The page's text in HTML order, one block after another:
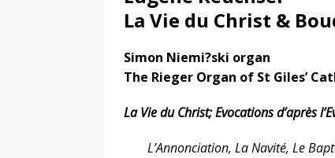
La Vie du Christ &
Simon Niemi?ski organ
The Rieger Organ of St Giles’
La Vie du Christ; Evocations d’après
L’Annonciation, La Navité, Le